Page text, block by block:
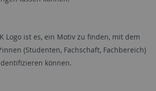
Logo ist es, ein Motiv zu finden, mit dem
(Studenten, Fachschaft, Fachbereich)
können.